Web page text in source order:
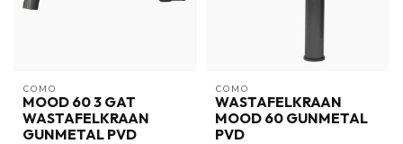
COMO
MOOD 60 3 GAT
WASTAFELKRAAN
GUNMETAL PVD
COMO
WASTAFELKRAAN
MOOD 60 GUNMETAL
PVD